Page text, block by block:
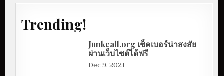
Trending!
Junkcall.org เช็คเบอร์น่าสงสัย
ผ่านเว็บไซต์ได้ฟรี
Dec 9, 2021